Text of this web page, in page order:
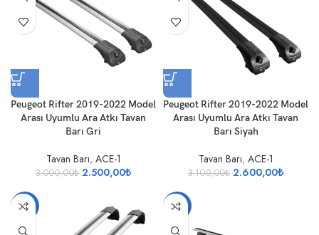
Peugeot Rifter 2019-2022 Model
Arası Uyumlu Ara Atkı Tavan
Barı Gri
Tavan Barı, ACE-1
3.000,00₺ 2.500,00₺
Peugeot Rifter 2019-2022 Model
Arası Uyumlu Ara Atkı Tavan
Barı Siyah
Tavan Barı, ACE-1
3.100,00₺ 2.600,00₺
-14% -14%